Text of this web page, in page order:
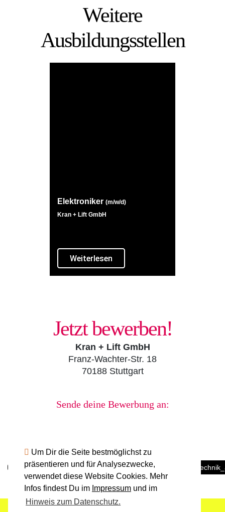
Um Dir die Seite bestmöglichst zu
präsentieren und für Analysezwecke,
verwendet diese Website Cookies. Mehr
Infos findest Du im Impressum und im
Hinweis zum Datenschutz.
Weitere
Ausbil­dungs­stellen
Elektroniker (m/w/d)
Kran + Lift GmbH
Weiterlesen
Jetzt bewerben!
Kran + Lift GmbH
Franz-Wachter-Str. 18
70188 Stuttgart
Sende deine Bewerbung an:
https://kranundlift.de/